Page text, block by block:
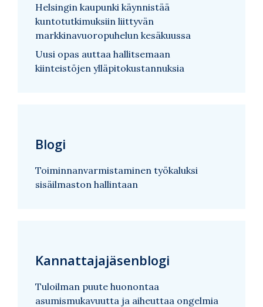
Helsingin kaupunki käynnistää
kuntotutkimuksiin liittyvän
markkinavuoropuhelun kesäkuussa
Uusi opas auttaa hallitsemaan
kiinteistöjen ylläpitokustannuksia
Blogi
Toiminnanvarmistaminen työkaluksi
sisäilmaston hallintaan
Kannattajajäsenblogi
Tuloilman puute huonontaa
asumismukavuutta ja aiheuttaa ongelmia